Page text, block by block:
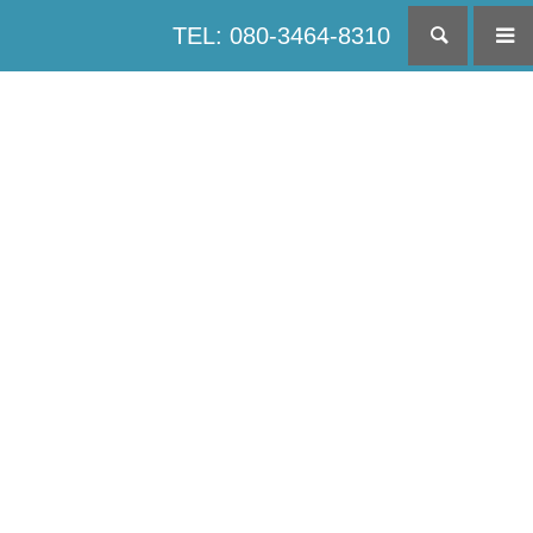
TEL: 080-3464-8310 検索